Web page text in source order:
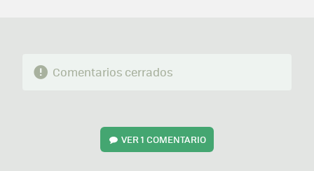
Comentarios cerrados
VER1 COMENTARIO